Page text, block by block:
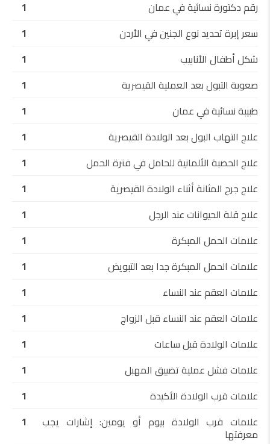
رقم دكتورة نسائية في عمان
1
سعر إبرة تحديد نوع الجنين في الأردن
1
شكل أطفال الأنابيب
1
صعوبة التبول بعد العملية القيصرية
1
طبيبة نسائية في عمان
1
علاج التهاب البول بعد الولادة القيصرية
1
علاج الحصبة الألمانية للحامل في فترة الحمل
1
علاج جرح المثانة أثناء الولادة القيصرية
1
علاج قلة الحيوانات عند الرجل
1
علامات الحمل المبكرة
1
علامات الحمل المبكرة جدا بعد التبويض
1
علامات العقم عند النساء
1
علامات العقم عند النساء قبل الزواج
1
علامات الولادة قبل ساعات
1
علامات فشل عملية تضييق المهبل
1
علامات قرب الولادة الأكيدة
1
علامات قرب الولادة بيوم أو يومين: إشارات يجب
معرفتها
1